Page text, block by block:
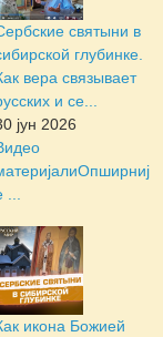
святыни в
глубинке.
вера связывает
и се...
јун 2026
Опширниј
...
икона Божией